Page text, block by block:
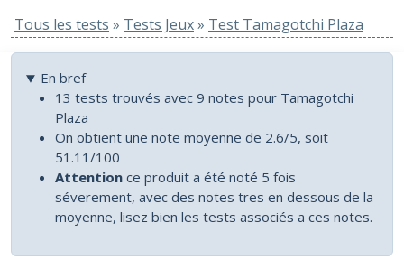
Tous les tests » Tests Jeux» Test Tamagotchi Plaza
En bref
13 tests trouvés avec 9 notes pour Tamagotchi
Plaza
On obtient une note moyenne de 2.6/5, soit
51.11/100
Attention ce produit a été noté 5 fois
séverement, avec des notes tres en dessous de la
moyenne, lisez bien les tests associés a ces notes.